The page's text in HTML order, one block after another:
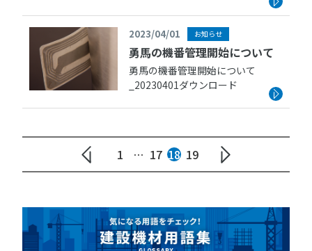
2023/04/01 お知らせ
勇馬の機番管理開始について
勇馬の機番管理開始について
_20230401ダウンロード
1 … 17 18 19